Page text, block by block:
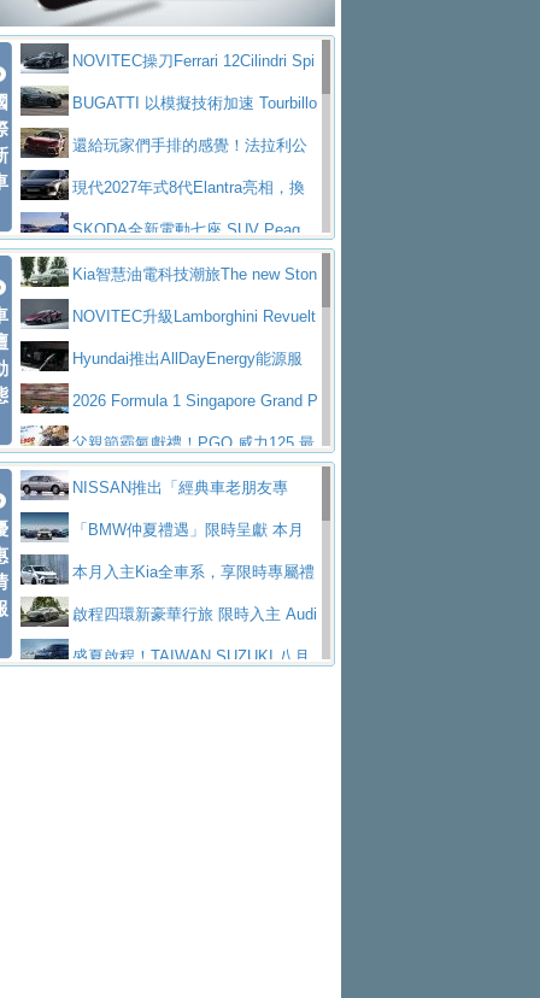
不是對手正宗年鑑2025年全球自動車年鑑1月
下旬問世！2024第六屆ISUZU運轉職人挑戰賽
首度前進南台灣熱烈開戰
豪華電能休旅新星 Audi Q4 Sportba
ck 55 e-tron S lineScania Taiwan 逆風而行，加深力
道投資布局
座純電旗艦 SUV，行李廂最大可達 935 公
升
全新純電 Mercedes-Benz C 400 4
MATIC Electric 登場
奢華與科技大躍進，MAZDA全新3
代CX-5全方位進化提前亮相並展開預售94.9
萬起
馬自達公布 2027 年式 MX-5 更
新，新增 Yakudo 特別版
Skoda Peaq 發表全新電動動力系
統 最長續航逾 640 公里、支援雙向供電
BMW M2 首度導入 xDrive 四驅，
美國與瑞士需求成關鍵推手
The all-new T-Roc 魅力 自成焦點
Maserati GT2 Stradale「Tribute to
MC12」全球首度亮相
迎接 RANGE ROVER 品牌家族第
五位成員 全新 RANGE ROVER GT 預告登
場
造型華麗時尚、科技座艙再進化，P
eugeot 208小改款發表上市94.8萬起
NOVITEC操刀Ferrari 12Cilindri Spi
der 碳纖維空力、鍛造輪圈與Inconel排氣
上身
BUGATTI 以模擬技術加速 Tourbillo
n 動態開發還給玩家們手排的感覺！法拉利公
布12Cilidri Manaule手排超跑產品細節
現代2027年式8代Elantra亮相，換
裝更銳利的造型、更先進的資訊娛樂系統及
更高效的動力
SKODA全新電動七座 SUV Peaq
問世，擁有品牌史上最寬敞且豪華的座艙
AUDI推出首款高性能油電超跑Nuvo
lari，0到100公里加速2.6秒、極速350公里
／小時
百年三叉戟傳奇再啟程 Maserati 重
返 1000 Miglia 傳承競速榮耀
法拉利首款純電跑車Luce亮相，最
大馬力超過1000匹並具備530公里最大續航
里程
小車大空間、座艙科技更先進，SK
ODA發表全新純電跨界休旅Eipq祭平民化車
價89萬起
賓士AMG.EA專屬平台首作，Merc
edes-AMG 全新GT 4-Door Coupe全球首發
福斯推出首款GTI純電性能掀背ID.
Polo GTI，擁有226匹馬力和零百加速 6.8
秒的實力
Jaguar 公布四門 GT車款正式車名
為JAGUAR TYPE 01
終於跟上進度，LEXUS發表首款三
排六座純電旗艦休旅 TZ
有錢也買不到的Golf R！福斯打造
全新Golf R 24h賽車將挑戰紐柏林24小時耐
SKODA公布全新小型純電跨界休旅
Kia智慧油電科技潮旅The new Ston
ic 1-7月累計銷量創歷史新高
NOVITEC升級Lamborghini Revuelt
o 綜效輸出增至1,048匹
Hyundai推出AllDayEnergy能源服
務 讓電動車化身行動儲能系統
2026 Formula 1 Singapore Grand P
rix 新加坡大獎賽 Audi 極速之旅開放報名
父親節霸氣獻禮！PGO 威力125 最
低入手價 $60,900 起 省油ｘ安全ｘ大空間
陪爸爸輕鬆
HYUNDAI PORTER II逆勢成長，
勇奪中型貨車銷售冠軍
和運租車榮獲國家品牌玉山獎 以智
慧移動與綠能創新
福斯商旅挺頭家 推出「德系質感 精
算圓夢」專案格上租車暑期享8% LINE POINTS
回饋 再抽黑鑰匙尊榮禮遇
NISSAN X-TRAIL 上市首月銷量
NISSAN推出「經典車老朋友專
案」 以匠人精神煥新珍品座駕
「BMW仲夏禮遇」限時呈獻 本月
入主即享尊榮豪華五星假期 多元優購方案
同步實施
本月入主Kia全車系，享限時專屬禮
遇 啟程四環新豪華行旅 限時入主 Audi
A6 旗艦陣容 低月付5,888元起及3 年乙式險
盛夏啟程！TAIWAN SUZUKI 八月